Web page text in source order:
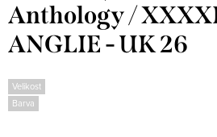
Anthology /
ANGLIE - UK 26
Velikost
Barva